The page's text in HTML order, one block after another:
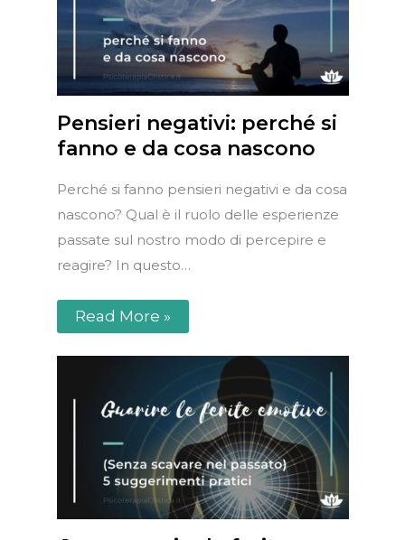
Pensieri negativi: perché si
fanno e da cosa nascono
Perché si fanno pensieri negativi e da cosa
nascono? Qual è il ruolo delle esperienze
passate sul nostro modo di percepire e
reagire? In questo…
Read More »